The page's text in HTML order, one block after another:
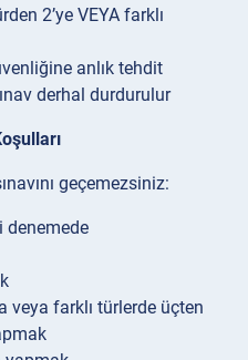
2’ye VEYA farklı
anlık tehdit
derhal durdurulur
geçemezsiniz:
denemede
veya farklı türlerde üçten